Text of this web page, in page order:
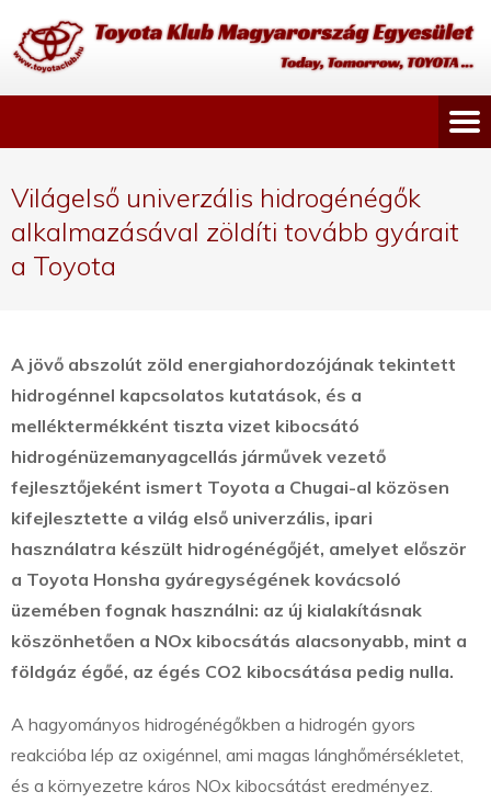
Világelső univerzális hidrogénégők
alkalmazásával zöldíti tovább gyárait
a Toyota
A jövő abszolút zöld energiahordozójának tekintett
hidrogénnel kapcsolatos kutatások, és a
melléktermékként tiszta vizet kibocsátó
hidrogénüzemanyagcellás járművek vezető
fejlesztőjeként ismert Toyota a Chugai-al közösen
kifejlesztette a világ első univerzális, ipari
használatra készült hidrogénégőjét, amelyet először
a Toyota Honsha gyáregységének kovácsoló
üzemében fognak használni: az új kialakításnak
köszönhetően a NOx kibocsátás alacsonyabb, mint a
földgáz égőé, az égés CO2 kibocsátása pedig nulla.
A hagyományos hidrogénégőkben a hidrogén gyors
reakcióba lép az oxigénnel, ami magas lánghőmérsékletet,
és a környezetre káros NOx kibocsátást eredményez.